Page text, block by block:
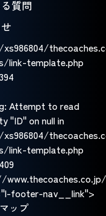
質問
link-template.php
394
: Attempt to read
"ID" on null in
link-template.php
409
footer-nav__link">
ップ